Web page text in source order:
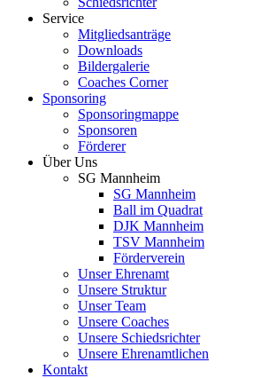
Service
Mitgliedsanträge
Downloads
Bildergalerie
Coaches Corner
Sponsoring
Sponsoringmappe
Sponsoren
Förderer
Über Uns
SG Mannheim
SG Mannheim
Ball im Quadrat
DJK Mannheim
TSV Mannheim
Förderverein
Unser Ehrenamt
Unsere Struktur
Unser Team
Unsere Coaches
Unsere Schiedsrichter
Unsere Ehrenamtlichen
Kontakt